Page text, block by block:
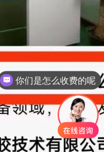
你们是怎么收费的呢